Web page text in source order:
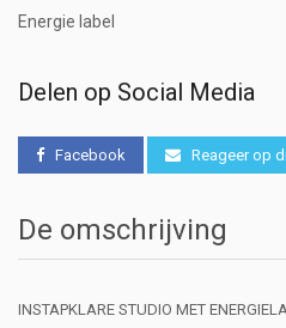
Energie label
Delen op Social Media
Facebook Reageer op
De omschrijving
INSTAPKLARE STUDIO MET